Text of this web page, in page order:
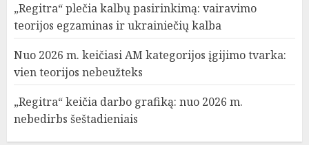
„Regitra“ plečia kalbų pasirinkimą: vairavimo
teorijos egzaminas ir ukrainiečių kalba
Nuo 2026 m. keičiasi AM kategorijos įgijimo tvarka:
vien teorijos nebeužteks
„Regitra“ keičia darbo grafiką: nuo 2026 m.
nebedirbs šeštadieniais